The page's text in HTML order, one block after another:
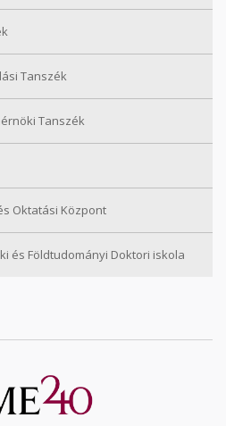
Tanszék
Tanszék
Oktatási Központ
és Földtudományi Doktori iskola